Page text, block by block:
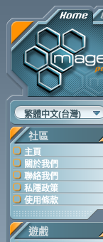
繁體中文(台灣)
社區
主頁
關於我們
聯絡我們
私隱政策
使用條款
遊戲